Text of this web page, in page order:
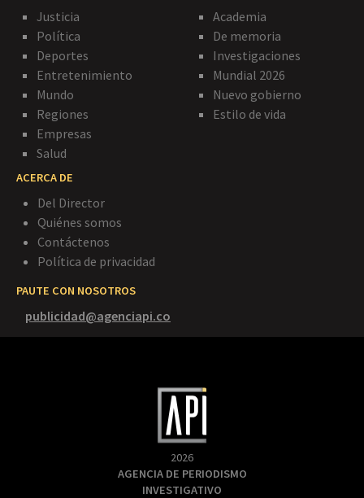
Justicia
Política
Deportes
Entretenimiento
Mundo
Regiones
Empresas
Salud
Academia
De memoria
Investigaciones
Mundial 2026
Nuevo gobierno
Estilo de vida
ACERCA DE
Del Director
Quiénes somos
Contáctenos
Política de privacidad
PAUTE CON NOSOTROS
publicidad@agenciapi.co
2026
AGENCIA DE PERIODISMO
INVESTIGATIVO